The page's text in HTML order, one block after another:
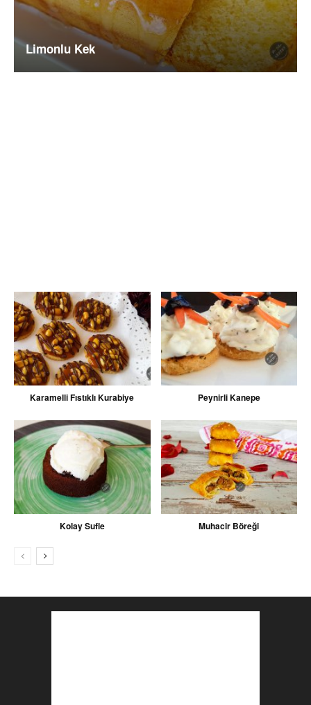
Limonlu Kek
Karamelli Fıstıklı Kurabiye Peynirli Kanepe
Kolay Sufle Muhacir Böreği